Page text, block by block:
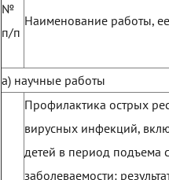
№
п/п
Наименование работы,
а) научные работы
Профилактика острых
вирусных инфекций,
детей в период подъема
заболеваемости: